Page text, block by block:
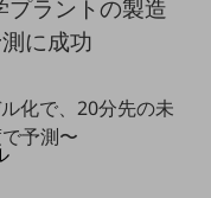
プラントの製造
に成功
化で、20分先の未
予測〜